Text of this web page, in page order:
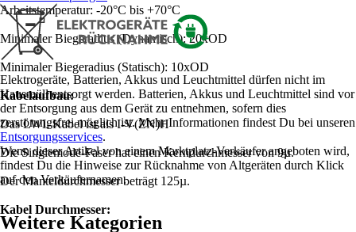
Arbeitstemperatur: -20°C bis +70°C
Minimaler Biegeradius (Dynamisch): 20xOD
Minimaler Biegeradius (Statisch): 10xOD
Kabelaufbau:
Das LWL Kabel ist als I-V(ZN)H
Die Singlemode-Faser hat einen Kerndurchmesser von 9µ.
Der Manteldurchmesser beträgt 125µ.
Kabel Durchmesser:
Elektrogeräte, Batterien, Akkus und Leuchtmittel dürfen nicht im
Hausmüll entsorgt werden. Batterien, Akkus und Leuchtmittel sind vor
der Entsorgung aus dem Gerät zu entnehmen, sofern dies
zerstörungsfrei möglich ist. Mehr Informationen findest Du bei unseren
Entsorgungsservices.
Wenn dieser Artikel von einem Marktplatz-Verkäufer angeboten wird,
findest Du die Hinweise zur Rücknahme von Altgeräten durch Klick
auf den Verkäufernamen.
Weitere Kategorien